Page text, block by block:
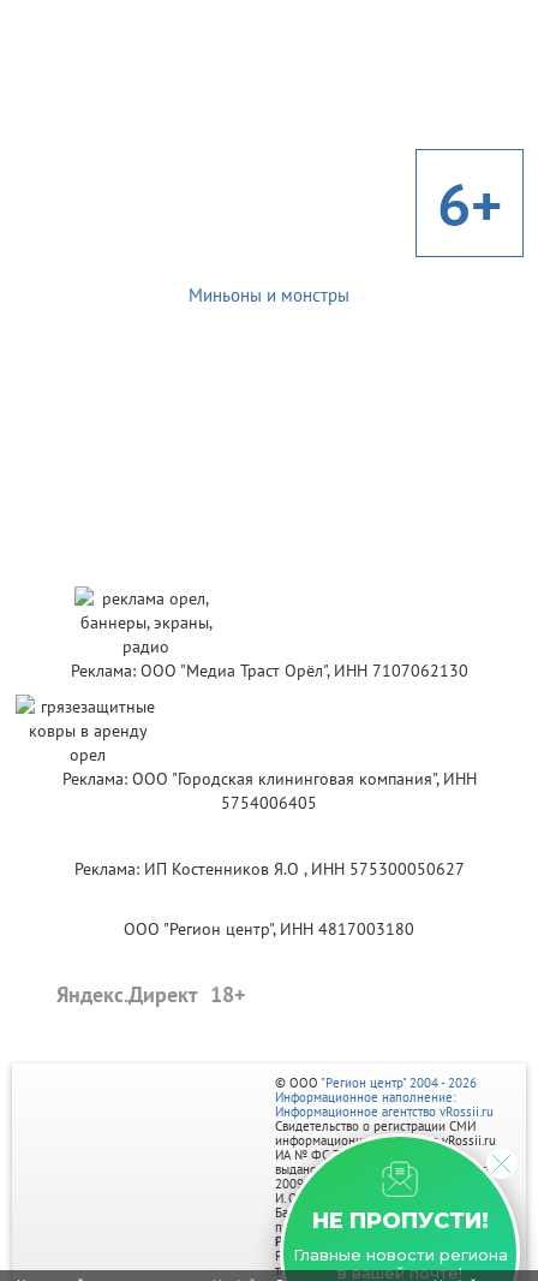
6+
Миньоны и монстры
Реклама: ООО "Медиа Траст Орёл", ИНН 7107062130
Реклама: ООО "Городская клининговая компания", ИНН
5754006405
Реклама: ИП Костенников Я.О , ИНН 575300050627
ООО "Регион центр", ИНН 4817003180
Яндекс.Директ
НЕ ПРОПУСТИ!
Главные новости региона
в вашей почте!
© ООО "Регион центр" 2004 - 2026
Информационное наполнение:
Информационное агентство vRossii.ru
Свидетельство о регистрации СМИ
информационного агентства vRossii.ru
ИА № ФС 77‑35502
выдано РОСКОМНАДЗОРом 04 марта
2009г.
И. О. Главного редактора Нарыков А. Н.
Баннеры на портале размещаются на
правах рекламы.
Реклама на портале:
Рекламное агентство "Умный маркетинг"
тел. 7-910-267-70-40,